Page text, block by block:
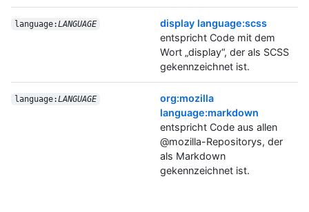
language:LANGUAGE
display language:scss
entspricht Code mit dem
Wort „display“, der als SCSS
gekennzeichnet ist.
language:LANGUAGE
org:mozilla
language:markdown
entspricht Code aus allen
@mozilla-Repositorys, der
als Markdown
gekennzeichnet ist.